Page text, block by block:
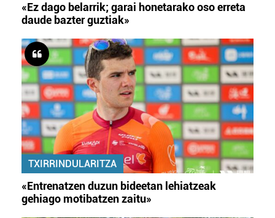
«Ez dago belarrik; garai honetarako oso erreta
daude bazter guztiak»
TXIRRINDULARITZA
«Entrenatzen duzun bideetan lehiatzeak
gehiago motibatzen zaitu»